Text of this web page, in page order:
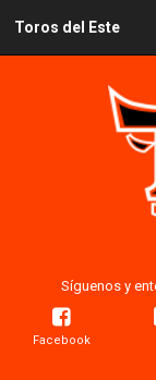
Toros del Este
Síguenos y
Facebook